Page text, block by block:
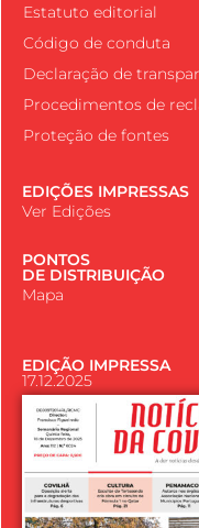
Estatuto editorial
Código de conduta
Declaração de
Procedimentos de
Proteção de fontes
EDIÇÕES IMPRESSAS
Ver Edições
PONTOS
DE DISTRIBUIÇÃO
Mapa
EDIÇÃO IMPRESSA
17.12.2025